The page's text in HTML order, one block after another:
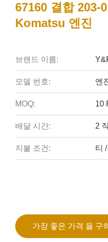
67160 결합 203-
Komatsu 엔진
브랜드 이름:
모델 번호: 엔
MOQ: 10
배달 시간: 2
지불 조건: 티
가장 좋은 가격 을 구